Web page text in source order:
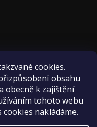
cookies.
obsahu
obecně k zajištění
tohoto webu
nakládáme.